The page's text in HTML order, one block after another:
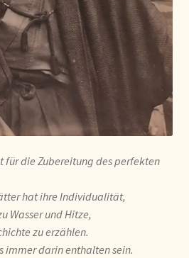
für die Zubereitung des perfekten
hat ihre Individualität,
Wasser und Hitze,
zu erzählen.
immer darin enthalten sein.